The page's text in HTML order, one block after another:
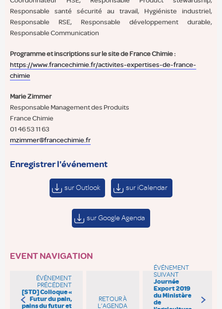
Responsable santé sécurité au travail, Hygiéniste industriel,
Responsable RSE, Responsable développement durable,
Responsable Communication
Programme et inscriptions sur le site de France Chimie :
https://www.francechimie.fr/activites-expertises-de-france-
chimie
Marie Zimmer
Responsable Management des Produits
France Chimie
01 46 53 11 63
mzimmer@francechimie.fr
Enregistrer l'événement
sur Outlook sur iCalendar
sur Google Agenda
EVENT NAVIGATION
ÉVÉNEMENT
PRÉCÉDENT
[STD] Colloque «
Futur du pain,
pains du futur et
RETOUR À
L’AGENDA
ÉVÉNEMENT
SUIVANT
Journée
Export 2019
du Ministère
de